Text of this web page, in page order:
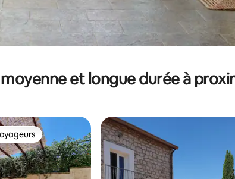
et longue durée à
les plus appréciés